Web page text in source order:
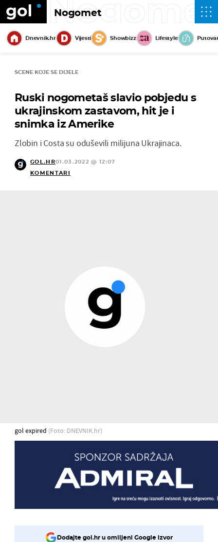
Nogomet
Dnevnik.hr Vijesti Showbizz Lifestyle
SCENE KOJE SE DIJELE
Ruski nogometaš slavio pobjedu s
ukrajinskom zastavom, hit je i
snimka iz Amerike
Zlobin i Costa su oduševili milijuna Ukrajinaca.
GOL.HR01.03.2022 @ 12:07
KOMENTARI
gol expired (Foto: DNEVNIK.hr)
Dodajte gol.hr u omiljeni Google izvor